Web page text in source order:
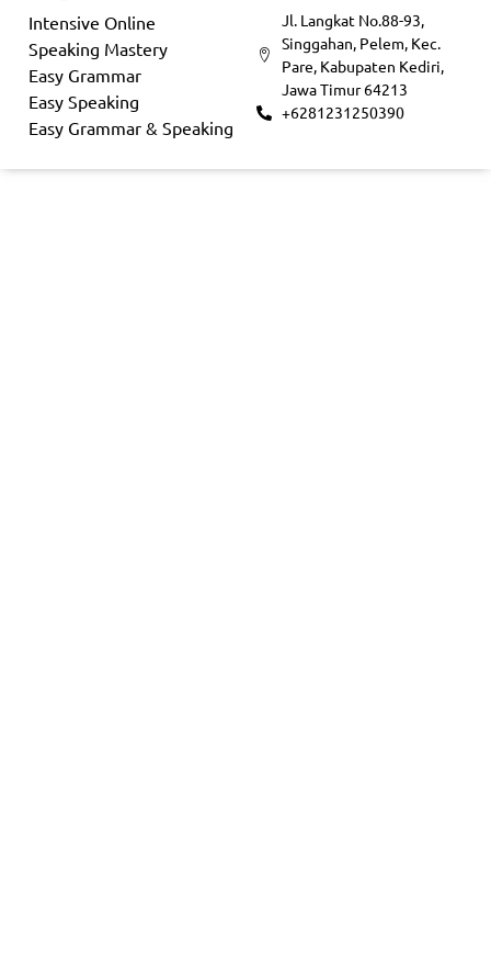
Intensive Online
Speaking Mastery
Easy Grammar
Easy Speaking
Easy Grammar & Speaking
Jl. Langkat No.88-93,
Singgahan, Pelem, Kec.
Pare, Kabupaten Kediri,
Jawa Timur 64213
+6281231250390